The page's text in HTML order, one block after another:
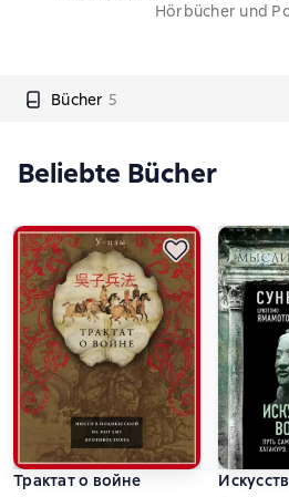
Hörbücher und
Bücher 5
Beliebte Bücher
Трактат о войне